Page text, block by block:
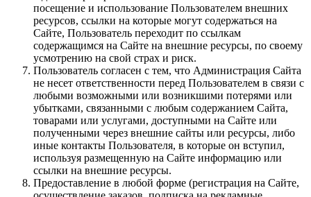
посещение и использование Пользователем внешних
ресурсов, ссылки на которые могут содержаться на
Сайте, Пользователь переходит по ссылкам
содержащимся на Сайте на внешние ресурсы, по своему
усмотрению на свой страх и риск.
Пользователь согласен с тем, что Администрация Сайта
не несет ответственности перед Пользователем в связи с
любыми возможными или возникшими потерями или
убытками, связанными с любым содержанием Сайта,
товарами или услугами, доступными на Сайте или
полученными через внешние сайты или ресурсы, либо
иные контакты Пользователя, в которые он вступил,
используя размещенную на Сайте информацию или
ссылки на внешние ресурсы.
Предоставление в любой форме (регистрация на Сайте,